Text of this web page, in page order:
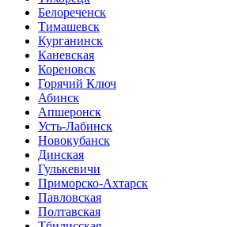
Белореченск
Тимашевск
Курганинск
Каневская
Кореновск
Горячий Ключ
Абинск
Апшеронск
Усть-Лабинск
Новокубанск
Динская
Гулькевичи
Приморско-Ахтарск
Павловская
Полтавская